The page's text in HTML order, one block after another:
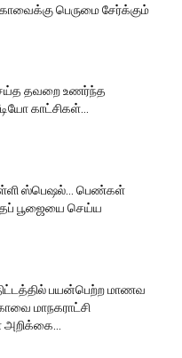
பெருமை சேர்க்கும்
தவறை உணர்ந்த
காட்சிகள்…
ஸ்பெஷல்… பெண்கள்
பூஜையை செய்ய
பயன்பெற்ற மாணவ
மாநகராட்சி
அறிக்கை…